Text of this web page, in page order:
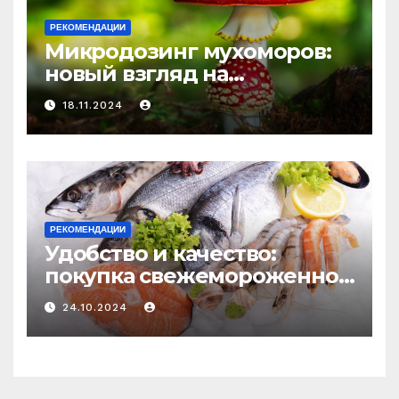
РЕКОМЕНДАЦИИ
Микродозинг мухоморов:
новый взгляд на
психоделику
18.11.2024
РЕКОМЕНДАЦИИ
Удобство и качество:
покупка свежемороженной
рыбы онлайн
24.10.2024